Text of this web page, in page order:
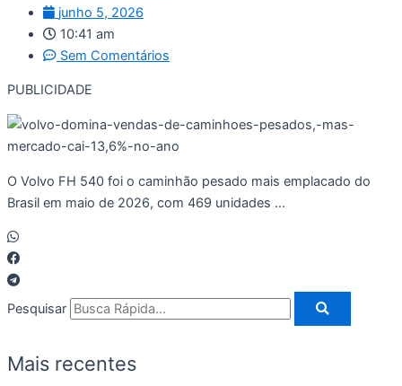
junho 5, 2026
10:41 am
Sem Comentários
PUBLICIDADE
O Volvo FH 540 foi o caminhão pesado mais emplacado do
Brasil em maio de 2026, com 469 unidades …
Pesquisar
Mais recentes